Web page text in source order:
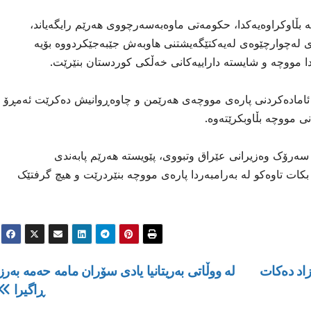
چوارشەممە ٢٣ـی تەمموزی ٢٠٢٥، لە بڵاوکراوەیەکدا، حکومەتی ماوەبەسەرچووی هەرێم رایگەیاند،
لەچوارچێوەی لەیەکتێگەیشتنی هاوبەش جێبەجێکردووه بۆیە
مووچە و شایستە داراییەکانی خەڵکی کوردستان بنێرێت.
پارەی مووچەی هەرێمن و چاوەڕوانیش دەکرێت ئەمڕۆ
مووچە بڵاوبکرێتەوە.
وەزیرانی عێراق وتبووی، پێویستە هەرێم پابەندی
تاوەکو لە بەرامبەردا پارەی مووچە بنێردرێت و هیچ گرفتێک
لە ووڵاتى بەریتانیا یادی سۆران مامە حەمە بەرز
ڕاگیرا